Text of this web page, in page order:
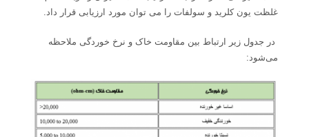
غلظت یون کلرید و سولفات را می توان مورد ارزیابی قرار داد.
در جدول زیر ارتباط بین مقاومت خاک و نرخ خوردگی ملاحظه
می‌شود‌: